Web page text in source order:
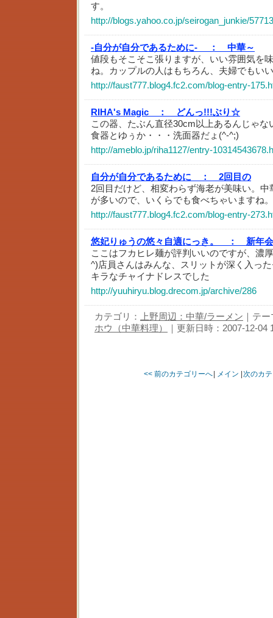
す。
http://blogs.yahoo.co.jp/seirogan_junkie/
-自分が自分であるために- ：
中華～
値段もそこそこ張りますが、いい雰囲気を
ね。カップルの人はもちろん、夫婦でもい
http://faust777.blog4.fc2.com/blog-entry-
RIHA's Magic ：
どんっ!!!ぶり☆
この器、たぶん直径30cm以上あるんじゃ
食器とゆぅか・・・洗面器だょ(^-^;)
http://ameblo.jp/riha1127/entry-
自分が自分であるために ：
2回目の
2回目だけど、相変わらず海老が美味い。
が多いので、いくらでも食べちゃいますね。
http://faust777.blog4.fc2.com/blog-entry-
悠妃りゅうの悠々自適にっき。 ：
新年
ここはフカヒレ麺が評判いいのですが、濃
^)店員さんはみんな、スリットが深く入っ
キラなチャイナドレスでした
http://yuuhiryu.blog.drecom.jp/archive/286
カテゴリ： 上野周辺：中華/ラーメン ｜テ
ホウ（中華料理）
｜更新日時：2007-12-04
<< 前のカテゴリーへ メイン 次のカ